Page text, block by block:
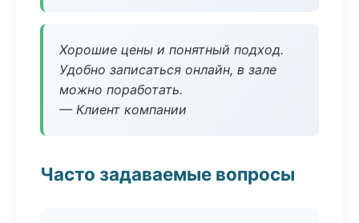
Хорошие цены и понятный подход.
Удобно записаться онлайн, в зале
можно поработать.
— Клиент компании
Часто задаваемые вопросы